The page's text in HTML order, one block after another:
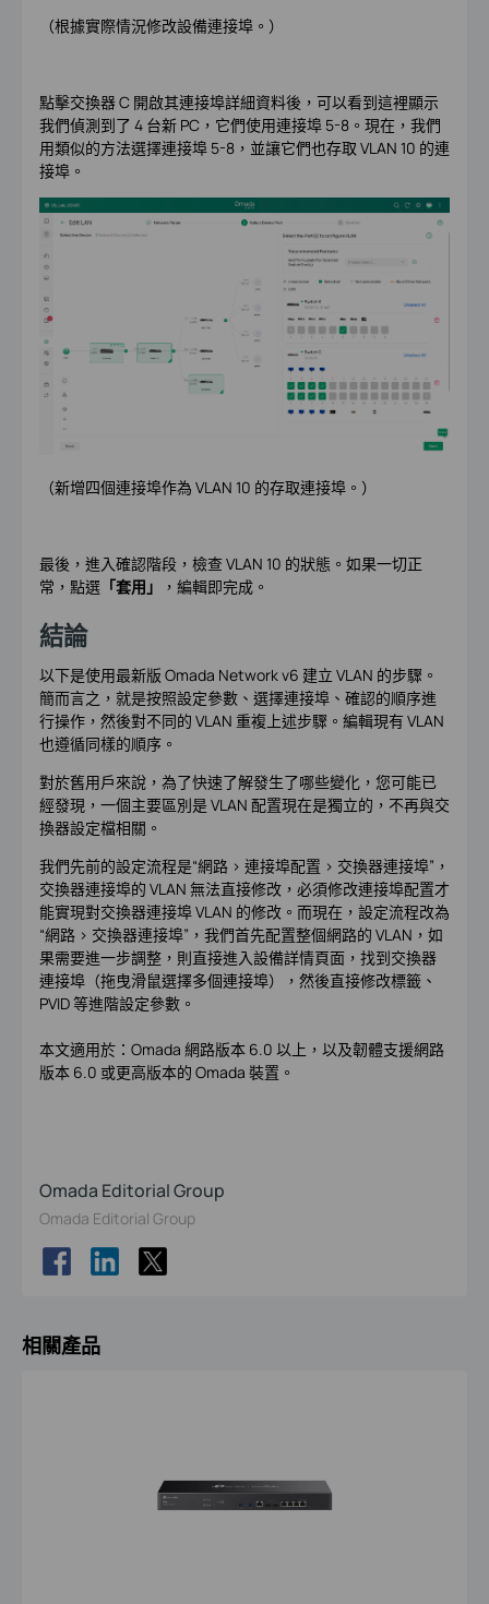
（根據實際情況修改設備連接埠。）
點擊交換器 C 開啟其連接埠詳細資料後，可以看到這裡顯示
我們偵測到了 4 台新 PC，它們使用連接埠 5-8。現在，我們
用類似的方法選擇連接埠 5-8，並讓它們也存取 VLAN 10 的連
接埠。
（新增四個連接埠作為 VLAN 10 的存取連接埠。）
最後，進入確認階段，檢查 VLAN 10 的狀態。如果一切正
常，點選「套用」 ，編輯即完成。
結論
以下是使用最新版 Omada Network v6 建立 VLAN 的步驟。
簡而言之，就是按照設定參數、選擇連接埠、確認的順序進
行操作，然後對不同的 VLAN 重複上述步驟。編輯現有 VLAN
也遵循同樣的順序。
對於舊用戶來說，為了快速了解發生了哪些變化，您可能已
經發現，一個主要區別是 VLAN 配置現在是獨立的，不再與交
換器設定檔相關。
我們先前的設定流程是“網路 > 連接埠配置 > 交換器連接埠”，
交換器連接埠的 VLAN 無法直接修改，必須修改連接埠配置才
能實現對交換器連接埠 VLAN 的修改。而現在，設定流程改為
“網路 > 交換器連接埠”，我們首先配置整個網路的 VLAN，如
果需要進一步調整，則直接進入設備詳情頁面，找到交換器
連接埠（拖曳滑鼠選擇多個連接埠），然後直接修改標籤、
PVID 等進階設定參數。
本文適用於：Omada 網路版本 6.0 以上，以及韌體支援網路
版本 6.0 或更高版本的 Omada 裝置。
Omada Editorial Group
Omada Editorial Group
相關產品